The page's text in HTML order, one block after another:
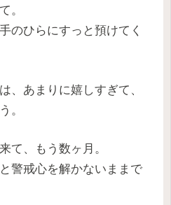
。
のひらにすっと預けてく
、あまりに嬉しすぎて、
。
て、もう数ヶ月。
警戒心を解かないままで